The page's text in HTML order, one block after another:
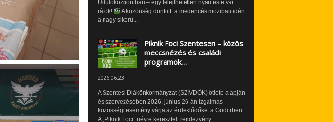
Üdülőközpontban – egy felejthetetlen nyári este vár
rátok!
A közönség döntött: a medencés moziban idén
a nagy sikerű...
Piknik Foci Szentesen – közös
meccsnézés és családi
programok…
2026.06.23.
A Szentesi Diákönkormányzat (SZÍVDÖK) ötlete alapján
és szervezésében 2026. június 26-án izgalmas
közösségi esemény várja az érdeklődőket a Gödörben.
A „Piknik Foci” névre keresztelt rendezvény...